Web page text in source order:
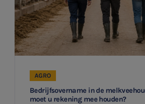
Bedrijfsovername in de
moet u rekening mee houden?
AGRO